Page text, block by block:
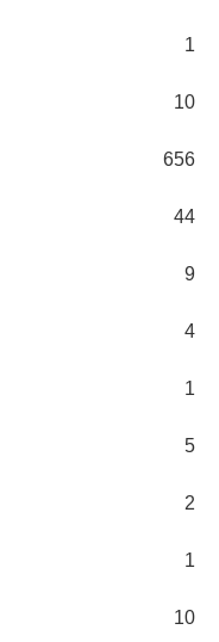
1
10
656
44
9
4
1
5
2
1
10